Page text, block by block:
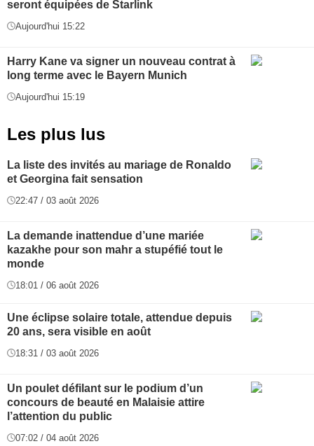
seront équipées de Starlink
Aujourd'hui 15:22
Harry Kane va signer un nouveau contrat à
long terme avec le Bayern Munich
Aujourd'hui 15:19
Les plus lus
La liste des invités au mariage de Ronaldo
et Georgina fait sensation
22:47 / 03 août 2026
La demande inattendue d’une mariée
kazakhe pour son mahr a stupéfié tout le
monde
18:01 / 06 août 2026
Une éclipse solaire totale, attendue depuis
20 ans, sera visible en août
18:31 / 03 août 2026
Un poulet défilant sur le podium d’un
concours de beauté en Malaisie attire
l’attention du public
07:02 / 04 août 2026